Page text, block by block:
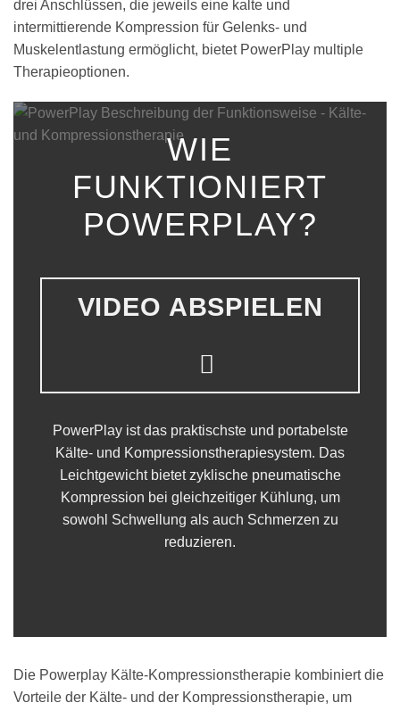
drei Anschlüssen, die jeweils eine kalte und
intermittierende Kompression für Gelenks- und
Muskelentlastung ermöglicht, bietet PowerPlay multiple
Therapieoptionen.
WIE
FUNKTIONIERT
POWERPLAY?
VIDEO ABSPIELEN
PowerPlay ist das praktischste und portabelste
Kälte- und Kompressionstherapiesystem. Das
Leichtgewicht bietet zyklische pneumatische
Kompression bei gleichzeitiger Kühlung, um
sowohl Schwellung als auch Schmerzen zu
reduzieren.
Die Powerplay Kälte-Kompressionstherapie kombiniert die
Vorteile der Kälte- und der Kompressionstherapie, um